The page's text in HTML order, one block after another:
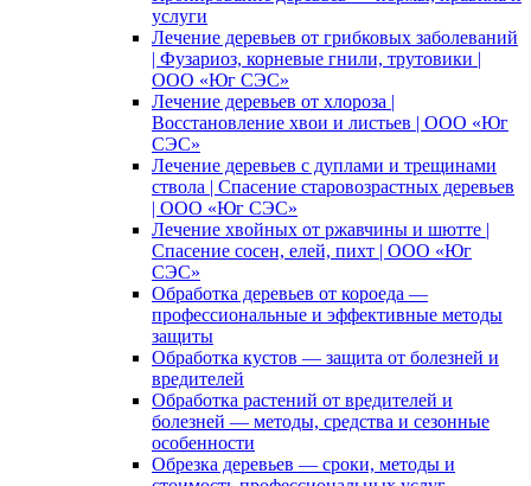
услуги
Лечение деревьев от грибковых заболеваний
| Фузариоз, корневые гнили, трутовики |
ООО «Юг СЭС»
Лечение деревьев от хлороза |
Восстановление хвои и листьев | ООО «Юг
СЭС»
Лечение деревьев с дуплами и трещинами
ствола | Спасение старовозрастных деревьев
| ООО «Юг СЭС»
Лечение хвойных от ржавчины и шютте |
Спасение сосен, елей, пихт | ООО «Юг
СЭС»
Обработка деревьев от короеда —
профессиональные и эффективные методы
защиты
Обработка кустов — защита от болезней и
вредителей
Обработка растений от вредителей и
болезней — методы, средства и сезонные
особенности
Обрезка деревьев — сроки, методы и